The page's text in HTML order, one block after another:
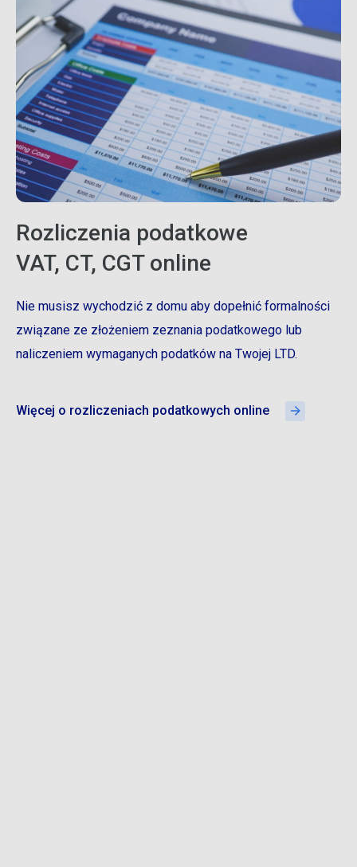
Rozliczenia podatkowe
VAT, CT, CGT online
Nie musisz wychodzić z domu aby dopełnić formalności
związane ze złożeniem zeznania podatkowego lub
naliczeniem wymaganych podatków na Twojej LTD.
Więcej o rozliczeniach podatkowych online